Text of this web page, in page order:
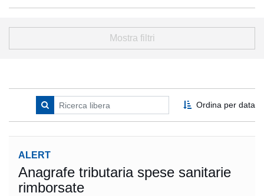
Mostra filtri
Ordina per data
ALERT
Anagrafe tributaria spese sanitarie
rimborsate